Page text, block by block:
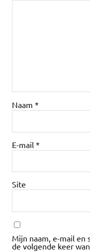
Naam *
E-mail *
Site
Mijn naam, e-mail en
de volgende keer